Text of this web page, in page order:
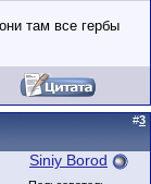
там все гербы
#3
Siniy Borod